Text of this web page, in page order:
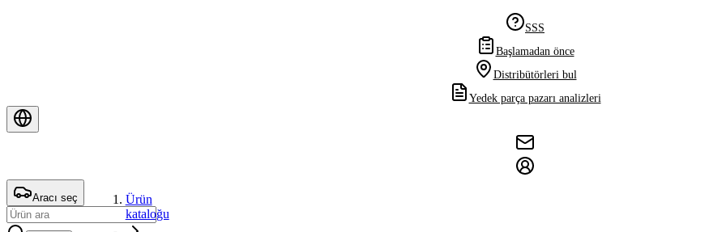
SSS
Başlamadan önce
Distribütörleri bul
Yedek parça pazarı analizleri
Aracı seç
Ürün
kataloğu